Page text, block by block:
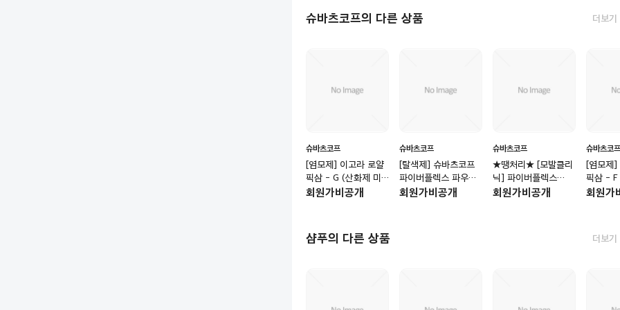
슈바츠코프의 다른 상품 더보기
슈바츠코프
[염모제] 이고라 로얄
픽삼 - G (산화제 미
지급)
회원가비공개
슈바츠코프
[탈색제] 슈바츠코프
파이버플렉스 파우더
블리치 450g
회원가비공개
슈바츠코프
★땡처리★ [모발클리
닉] 파이버플렉스
No.0 본드프라이머
회원가비공개
슈바츠코프
[염모제]
픽삼 - F
급)
회원가
샴푸의 다른 상품 더보기